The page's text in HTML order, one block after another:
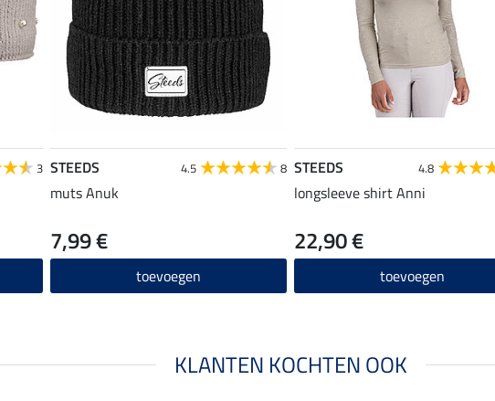
3 STEEDS 4.5 8
muts Anuk
7,99 €
toevoegen
STEEDS 4.8
longsleeve shirt Anni
22,90 €
toevoegen
KLANTEN KOCHTEN OOK